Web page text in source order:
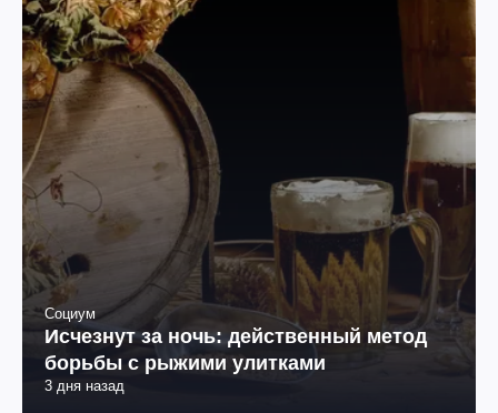
Социум
Исчезнут за ночь: действенный метод
борьбы с рыжими улитками
3 дня назад